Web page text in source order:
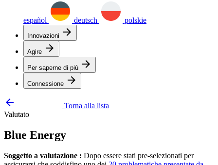
español deutsch polskie
Innovazioni arrow_forward
Agire arrow_forward
Per saperne di più arrow_forward
Connessione arrow_forward
arrow_backward
Torna alla lista
Valutato
Blue Energy
Soggetto a valutazione : Dopo essere stati pre-selezionati per